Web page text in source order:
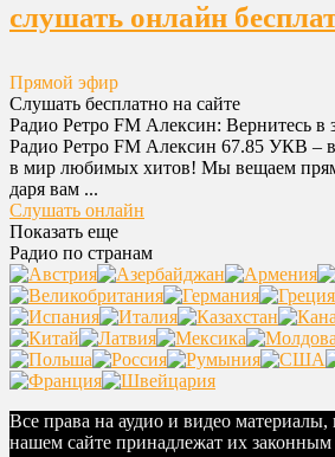
слушать онлайн
Прямой эфир
Слушать бесплатно на сайте
Радио Ретро FM Алексин: Вернитесь в
Радио Ретро FM Алексин 67.85 УКВ –
в мир любимых хитов! Мы вещаем
даря вам ...
Слушать онлайн
Показать еще
Радио по странам
Все права на аудио и видео материалы,
нашем сайте принадлежат их законным